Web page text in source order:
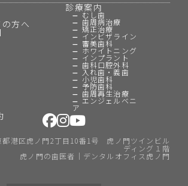
方へ
診療案内
むし歯
歯周病治療
矯正治療
インビザライン
審美歯科
ホワイトニング
インプラント
歯科口腔外科
入れ歯・義歯
小児歯科
予防歯科
歯周再生治療
エンジェルベニ
ア
港区虎ノ門2丁目10番1号 虎ノ門ツインビル
ディング１階
虎ノ門の歯医者｜デンタルオフィス虎ノ門